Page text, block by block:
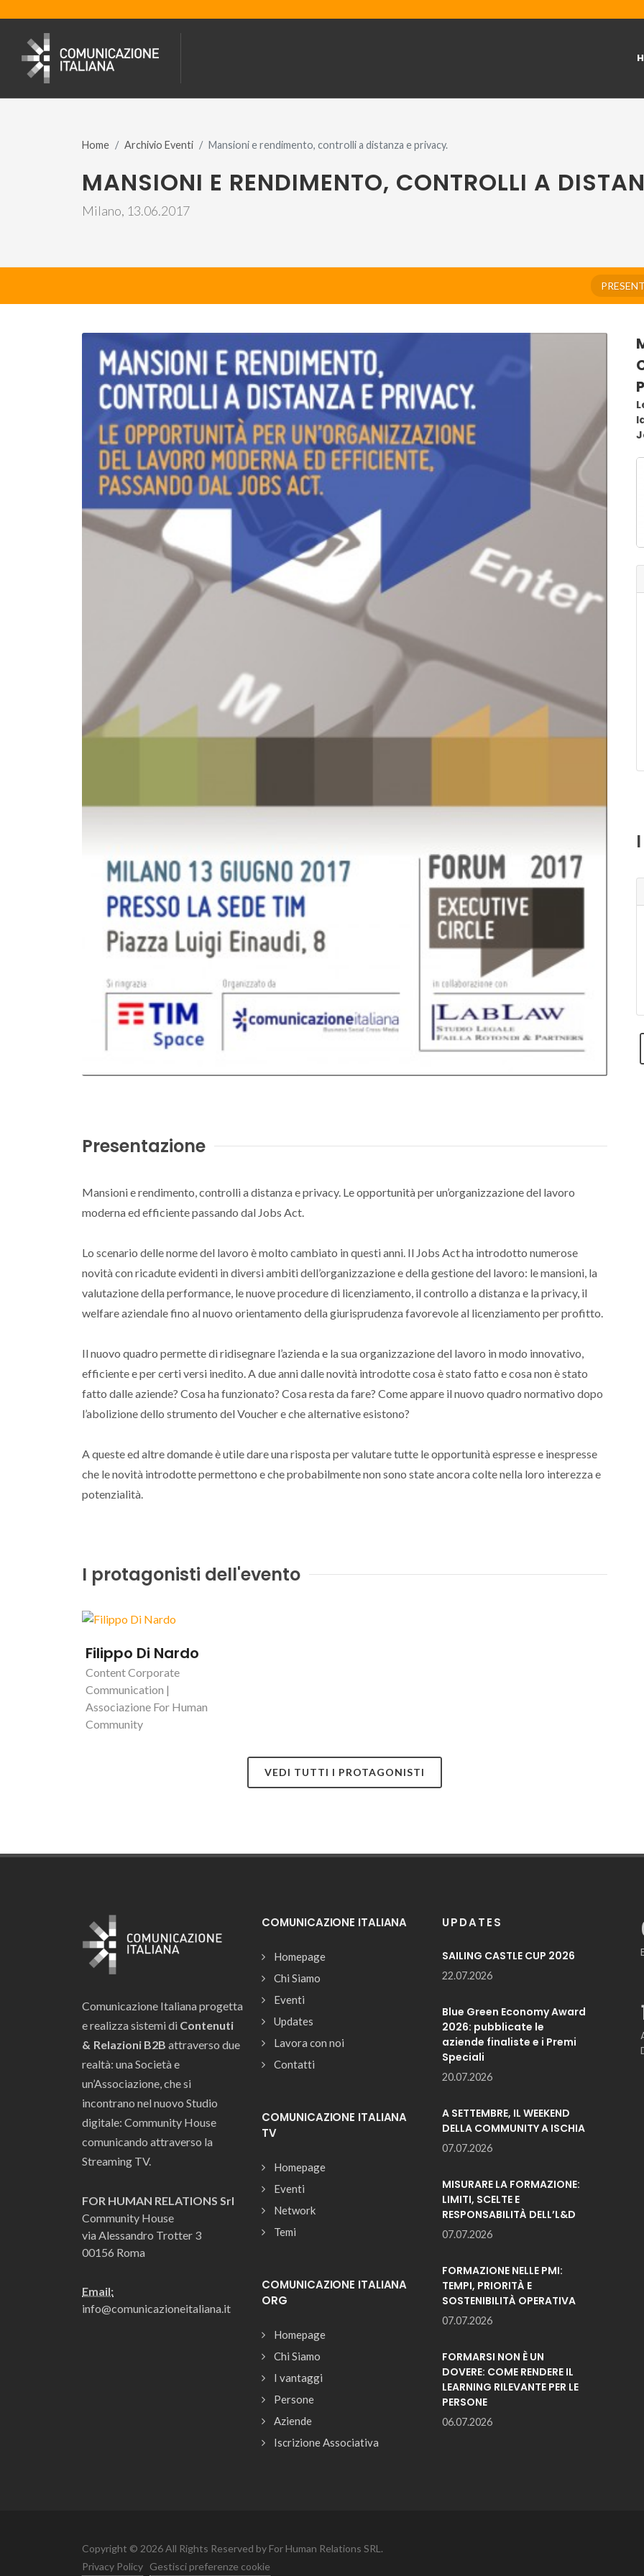
Home Archivio Eventi Mansioni e rendimento, controlli a distanza e privacy.
MANSIONI E RENDIMENTO, CONTROLLI A
Milano, 13.06.2017
Presentazione
Mansioni e rendimento, controlli a distanza e privacy. Le opportunità per un’organizzazione del lavoro
moderna ed efficiente passando dal Jobs Act.
Lo scenario delle norme del lavoro è molto cambiato in questi anni. Il Jobs Act ha introdotto numerose
novità con ricadute evidenti in diversi ambiti dell’organizzazione e della gestione del lavoro: le mansioni, la
valutazione della performance, le nuove procedure di licenziamento, il controllo a distanza e la privacy, il
welfare aziendale fino al nuovo orientamento della giurisprudenza favorevole al licenziamento per profitto.
Il nuovo quadro permette di ridisegnare l’azienda e la sua organizzazione del lavoro in modo innovativo,
efficiente e per certi versi inedito. A due anni dalle novità introdotte cosa è stato fatto e cosa non è stato
fatto dalle aziende? Cosa ha funzionato? Cosa resta da fare? Come appare il nuovo quadro normativo dopo
l’abolizione dello strumento del Voucher e che alternative esistono?
A queste ed altre domande è utile dare una risposta per valutare tutte le opportunità espresse e inespresse
che le novità introdotte permettono e che probabilmente non sono state ancora colte nella loro interezza e
potenzialità.
I protagonisti dell'evento
Filippo Di Nardo
Content Corporate
Communication |
Associazione For Human
Community
VEDI TUTTI I PROTAGONISTI
Comunicazione Italiana progetta
e realizza sistemi di Contenuti
& Relazioni B2B attraverso due
realtà: una Società e
un’Associazione, che si
incontrano nel nuovo Studio
digitale: Community House
comunicando attraverso la
Streaming TV.
FOR HUMAN RELATIONS Srl
Community House
via Alessandro Trotter 3
00156 Roma
Email:
info@comunicazioneitaliana.it
COMUNICAZIONE ITALIANA
Homepage
Chi Siamo
Eventi
Updates
Lavora con noi
Contatti
COMUNICAZIONE ITALIANA
TV
Homepage
Eventi
Network
Temi
COMUNICAZIONE ITALIANA
ORG
Homepage
Chi Siamo
I vantaggi
Persone
Aziende
Iscrizione Associativa
UPDATES
SAILING CASTLE CUP 2026
22.07.2026
Blue Green Economy Award
2026: pubblicate le
aziende finaliste e i Premi
Speciali
20.07.2026
A SETTEMBRE, IL WEEKEND
DELLA COMMUNITY A ISCHIA
07.07.2026
MISURARE LA FORMAZIONE:
LIMITI, SCELTE E
RESPONSABILITÀ DELL’L&D
07.07.2026
FORMAZIONE NELLE PMI:
TEMPI, PRIORITÀ E
SOSTENIBILITÀ OPERATIVA
07.07.2026
FORMARSI NON È UN
DOVERE: COME RENDERE IL
LEARNING RILEVANTE PER LE
PERSONE
06.07.2026
Copyright © 2026 All Rights Reserved by For Human Relations SRL.
Privacy Policy Gestisci preferenze cookie